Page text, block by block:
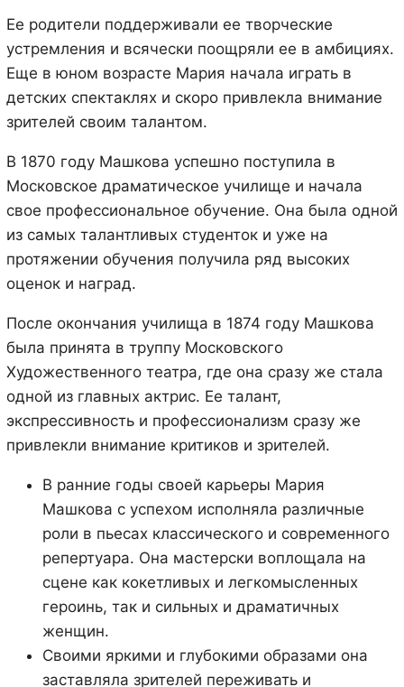
Ее родители поддерживали ее творческие
устремления и всячески поощряли ее в амбициях.
Еще в юном возрасте Мария начала играть в
детских спектаклях и скоро привлекла внимание
зрителей своим талантом.
В 1870 году Машкова успешно поступила в
Московское драматическое училище и начала
свое профессиональное обучение. Она была одной
из самых талантливых студенток и уже на
протяжении обучения получила ряд высоких
оценок и наград.
После окончания училища в 1874 году Машкова
была принята в труппу Московского
Художественного театра, где она сразу же стала
одной из главных актрис. Ее талант,
экспрессивность и профессионализм сразу же
привлекли внимание критиков и зрителей.
В ранние годы своей карьеры Мария
Машкова с успехом исполняла различные
роли в пьесах классического и современного
репертуара. Она мастерски воплощала на
сцене как кокетливых и легкомысленных
героинь, так и сильных и драматичных
женщин.
Своими яркими и глубокими образами она
заставляла зрителей переживать и